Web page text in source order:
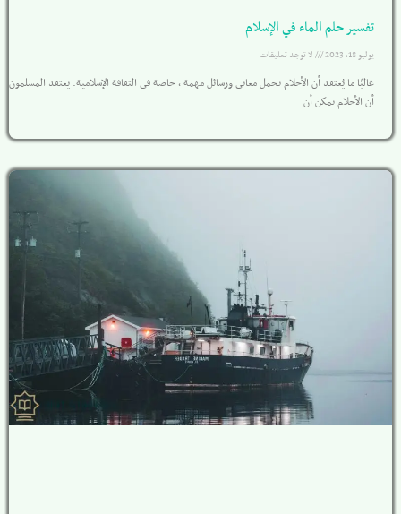
تفسير حلم الماء في الإسلام
يوليو 18, 2023 لا توجد تعليقات
غالبًا ما يُعتقد أن الأحلام تحمل معاني ورسائل مهمة ، خاصة في الثقافة الإسلامية. يعتقد المسلمون
أن الأحلام يمكن أن